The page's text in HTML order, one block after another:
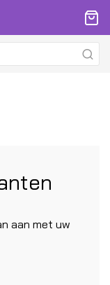
aan met uw